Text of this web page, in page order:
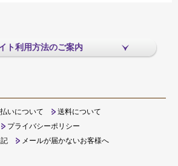
ト利用方法のご案内
いについて
送料について
プライバシーポリシー
メールが届かないお客様へ